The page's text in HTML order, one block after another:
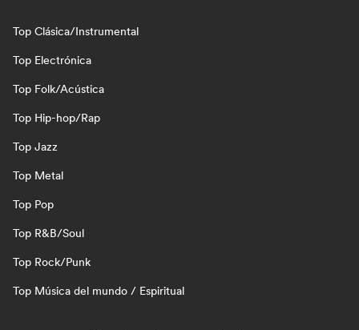
Top Clásica/Instrumental
Top Electrónica
Top Folk/Acústica
Top Hip-hop/Rap
Top Jazz
Top Metal
Top Pop
Top R&B/Soul
Top Rock/Punk
Top Música del mundo / Espiritual